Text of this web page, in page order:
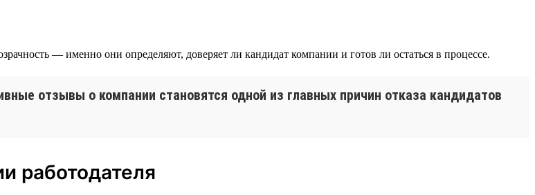
— именно они определяют, доверяет ли кандидат компании и готов ли остаться в процессе.
отзывы о компании становятся одной из главных причин отказа кандидатов
работодателя